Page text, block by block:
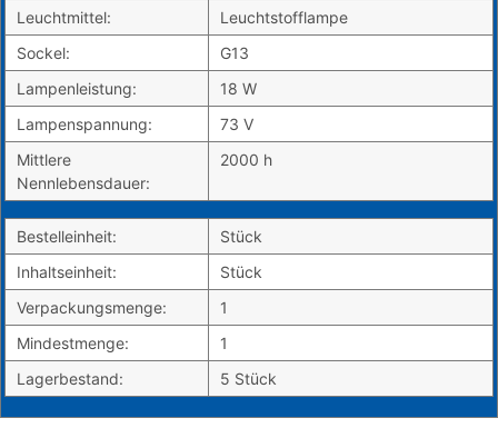
Leuchtmittel:
Leuchtstofflampe
Sockel:
G13
Lampenleistung:
18 W
Lampenspannung:
73 V
Mittlere
Nennlebensdauer:
2000 h
Bestelleinheit:
Stück
Inhaltseinheit:
Stück
Verpackungsmenge:
1
Mindestmenge:
1
Lagerbestand:
5 Stück